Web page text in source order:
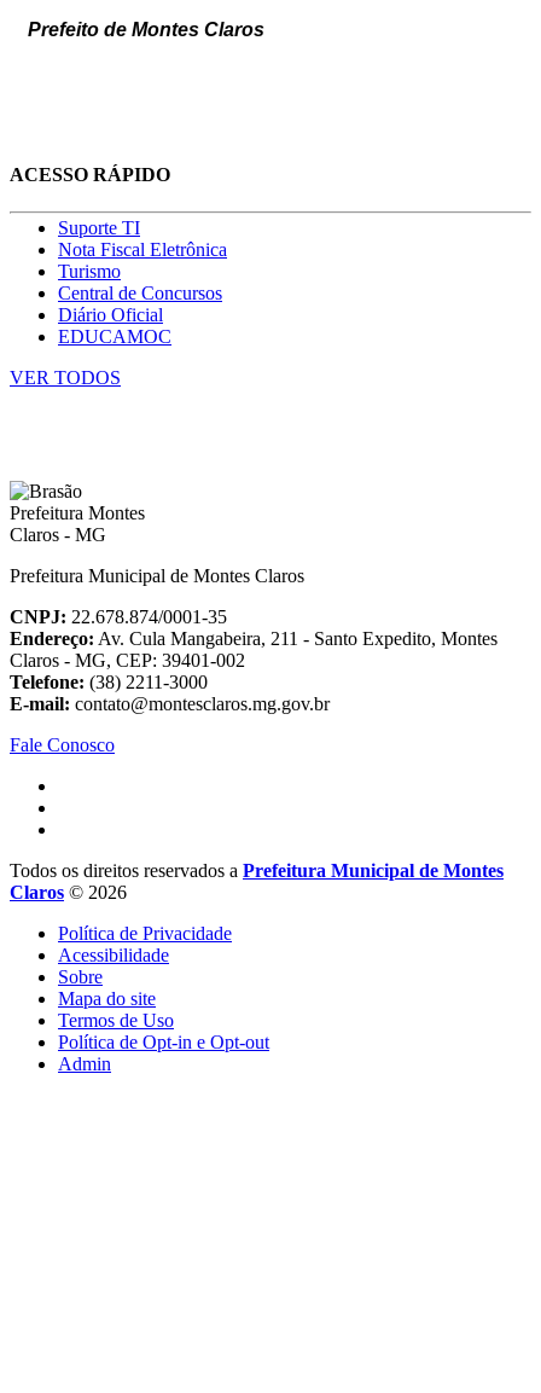
Prefeito de Montes Claros
ACESSO RÁPIDO
Suporte TI
Nota Fiscal Eletrônica
Turismo
Central de Concursos
Diário Oficial
EDUCAMOC
VER TODOS
Prefeitura Municipal de Montes Claros
CNPJ: 22.678.874/0001-35
Endereço: Av. Cula Mangabeira, 211 - Santo Expedito, Montes
Claros - MG, CEP: 39401-002
Telefone: (38) 2211-3000
E-mail: contato@montesclaros.mg.gov.br
Fale Conosco
Todos os direitos reservados a Prefeitura Municipal de Montes
Claros © 2026
Política de Privacidade
Acessibilidade
Sobre
Mapa do site
Termos de Uso
Política de Opt-in e Opt-out
Admin